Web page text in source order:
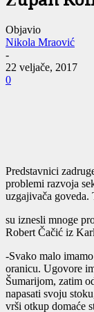
Objavio
Nikola Mraović
-
22 veljače, 2017
0
Predstavnici
problemi razvoja
uzgajivača goveda.
su iznesli mnoge
Robert Čačić iz
-Svako malo
oranicu. Ugovore
Šumarijom, zatim
napasati svoju
vrši otkup domaće